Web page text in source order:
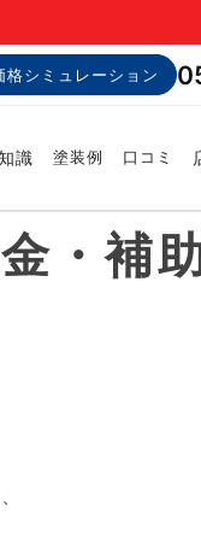
格シミュレーション
識 塗装例 口コミ
・補